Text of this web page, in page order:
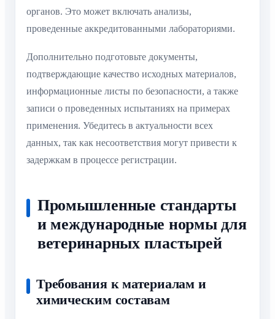
органов. Это может включать анализы,
проведенные аккредитованными лабораториями.
Дополнительно подготовьте документы,
подтверждающие качество исходных материалов,
информационные листы по безопасности, а также
записи о проведенных испытаниях на примерах
применения. Убедитесь в актуальности всех
данных, так как несоответствия могут привести к
задержкам в процессе регистрации.
Промышленные стандарты
и международные нормы для
ветеринарных пластырей
Требования к материалам и
химическим составам